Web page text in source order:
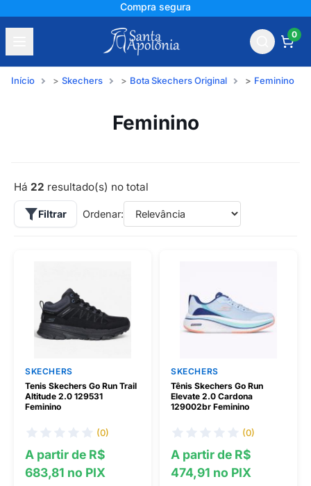
+150 mil avaliações
0
Início Skechers Bota Skechers Original Feminino
Feminino
Há 22 resultado(s) no total
Filtrar Ordenar:
SKECHERS
Tenis Skechers Go Run Trail
Altitude 2.0 129531
Feminino
(0)
A partir de R$
683,81 no PIX
SKECHERS
Tênis Skechers Go Run
Elevate 2.0 Cardona
129002br Feminino
(0)
A partir de R$
474,91 no PIX